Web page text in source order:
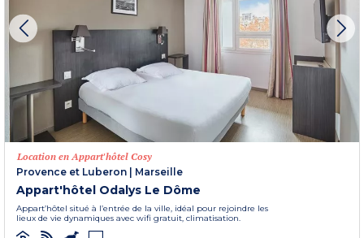
Location en Appart'hôtel Cosy
Provence et Luberon | Marseille
Appart'hôtel Odalys Le Dôme
Appart’hôtel situé à l’entrée de la ville, idéal pour rejoindre les
lieux de vie dynamiques avec wifi gratuit, climatisation.